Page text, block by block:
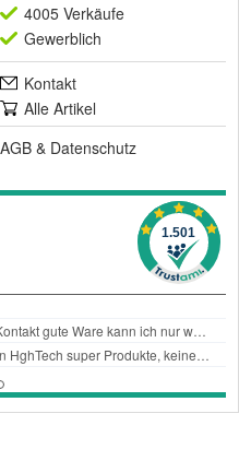
4005 Verkäufe
Gewerblich
Kontakt
Alle Artikel
AGB & Datenschutz